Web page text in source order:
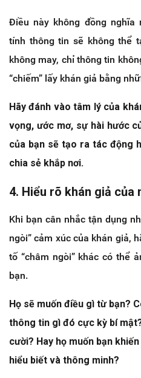
Điều này không đồng nghĩa
tính thông tin sẽ không thể
không may, chỉ thông tin
“chiếm” lấy khán giả bằng
Hãy đánh vào tâm lý của
vọng, ước mơ, sự hài hước
của bạn sẽ tạo ra tác động
chia sẻ khắp nơi.
4. Hiểu rõ khán giả của
Khi bạn cân nhắc tận dụng
ngòi” cảm xúc của khán giả,
tố “châm ngòi” khác có thể
bạn.
Họ sẽ muốn điều gì từ bạn?
thông tin gì đó cực kỳ bí
cười? Hay họ muốn bạn
hiểu biết và thông minh?